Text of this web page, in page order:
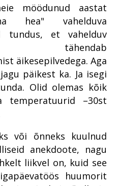
pärast?
Vahistamine ja
konfiskeerimine
majanduskuritegevus
Riigivastased süüteod
Organiseeritud kuritegevus
Küberkuritegevus
leidma kontakti oma
kogukonnaga
Põhja ringkonnaprokuratuur
Lääne ringkonnaprokuratuur
Lõuna ringkonnaprokuratuur
Viru ringkonnaprokuratuur
Järelevalveosakond
Haldusosakond
Südametunnistuse poolel
Rahvusvaheline
koolituskoostöö
prokuratuuris
Raske
korruptsioonikuritegevus
Riigi peaprokurörilt
Riigihangetega seotud
Riigivastased süüteod
Süüdistusosakond aastal
2022
möödunud aastat
hea" vahelduva
tundus, et vahelduv
äikesepilvedega. Aga
päikest ka. Ja isegi
Olid olemas kõik
temperatuurid –30st
või õnneks kuulnud
anekdoote, nagu
liikvel on, kuid see
huumorit